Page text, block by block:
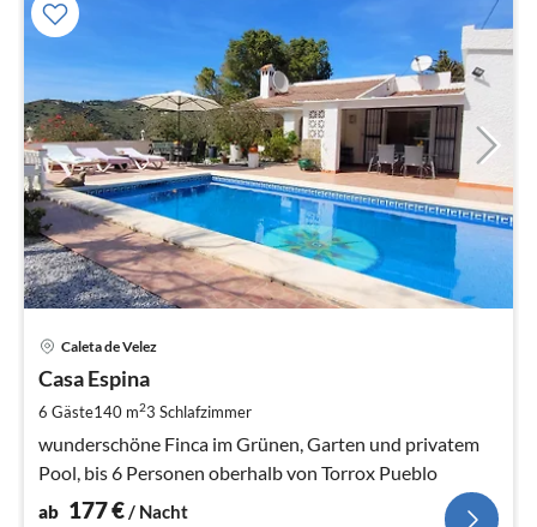
Caleta de Velez
Casa Espina
6 Gäste140 m23 Schlafzimmer
wunderschöne Finca im Grünen, Garten und privatem
Pool, bis 6 Personen oberhalb von Torrox Pueblo
ab 177€/ Nacht